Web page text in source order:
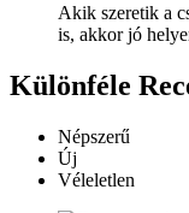
Akik szeretik a
is, akkor jó
Különféle
Népszerű
Új
Véleletlen